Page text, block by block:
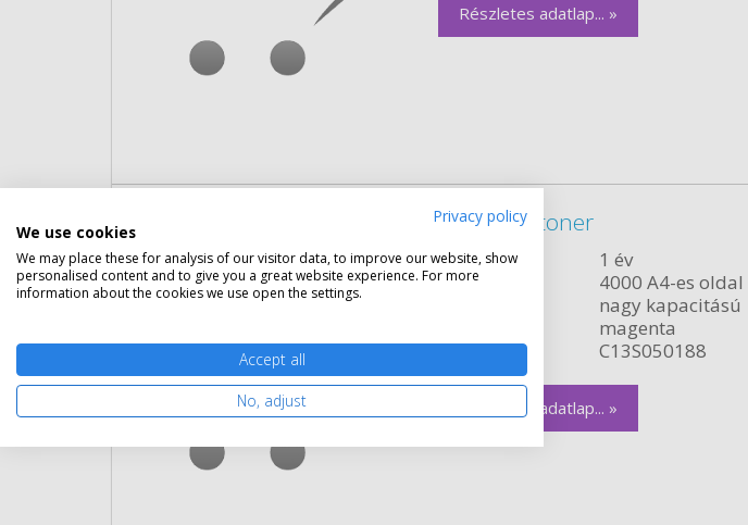
Részletes adatlap... »
Eredeti Epson C13S050188 magenta toner
Garancia:
1 év
Kapacitás:
4000 A4-es
nagy kapacitású
magenta
Cikkszám:
C13S050188
Részletes adatlap... »
Privacy policy
We use cookies
We may place these for analysis of our visitor data, to improve our website, show
personalised content and to give you a great website experience. For more
information about the cookies we use open the settings.
Accept all
No, adjust